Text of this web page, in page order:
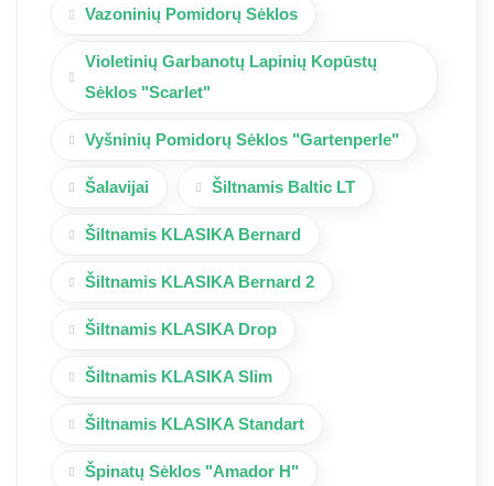
Vazoninių Pomidorų Sėklos
Violetinių Garbanotų Lapinių Kopūstų
Sėklos "Scarlet"
Vyšninių Pomidorų Sėklos "Gartenperle"
Šalavijai Šiltnamis Baltic LT
Šiltnamis KLASIKA Bernard
Šiltnamis KLASIKA Bernard 2
Šiltnamis KLASIKA Drop
Šiltnamis KLASIKA Slim
Šiltnamis KLASIKA Standart
Špinatų Sėklos "Amador H"